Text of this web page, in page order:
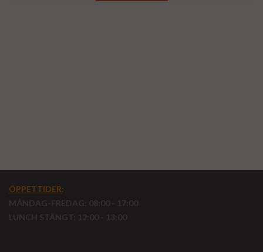
ÖPPETTIDER:
MÅNDAG-FREDAG: 08:00 - 17:00
LUNCH STÄNGT: 12:00 - 13:00